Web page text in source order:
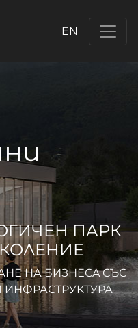
EN
ПАРК
НА БИЗНЕСA СЪС
ИНФРАСТРУКТУРА